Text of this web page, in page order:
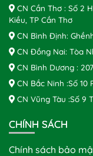
CN Cần Thơ : Số 2
Kiều, TP Cần Thơ
CN Bình Định:
CN Đồng Nai: Tòa
CN Bình Dương :
CN Bắc Ninh :Số
CN Vũng Tàu :Số 9
CHÍNH SÁCH
Chính sách bảo